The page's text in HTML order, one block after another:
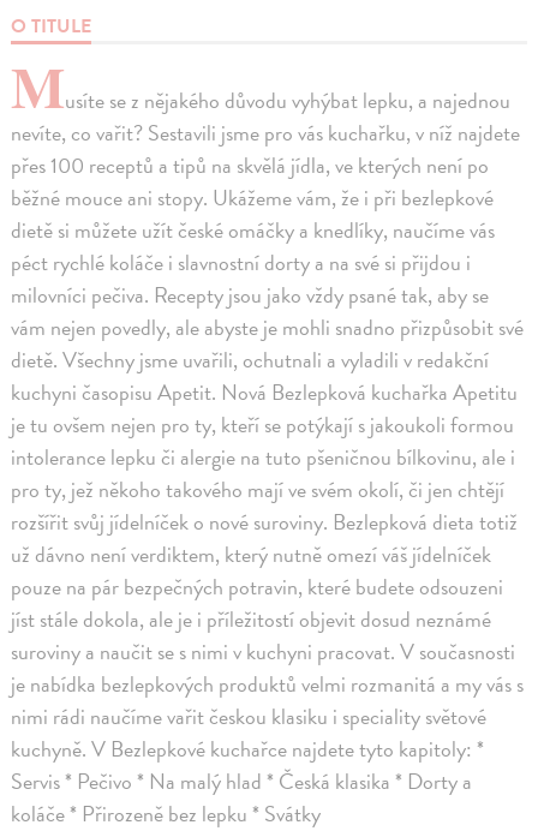
O TITULE
Musíte se z nějakého důvodu vyhýbat lepku, a najednou
nevíte, co vařit? Sestavili jsme pro vás kuchařku, v níž najdete
přes 100 receptů a tipů na skvělá jídla, ve kterých není po
běžné mouce ani stopy. Ukážeme vám, že i při bezlepkové
dietě si můžete užít české omáčky a knedlíky, naučíme vás
péct rychlé koláče i slavnostní dorty a na své si přijdou i
milovníci pečiva. Recepty jsou jako vždy psané tak, aby se
vám nejen povedly, ale abyste je mohli snadno přizpůsobit své
dietě. Všechny jsme uvařili, ochutnali a vyladili v redakční
kuchyni časopisu Apetit. Nová Bezlepková kuchařka Apetitu
je tu ovšem nejen pro ty, kteří se potýkají s jakoukoli formou
intolerance lepku či alergie na tuto pšeničnou bílkovinu, ale i
pro ty, jež někoho takového mají ve svém okolí, či jen chtějí
rozšířit svůj jídelníček o nové suroviny. Bezlepková dieta totiž
už dávno není verdiktem, který nutně omezí váš jídelníček
pouze na pár bezpečných potravin, které budete odsouzeni
jíst stále dokola, ale je i příležitostí objevit dosud neznámé
suroviny a naučit se s nimi v kuchyni pracovat. V současnosti
je nabídka bezlepkových produktů velmi rozmanitá a my vás s
nimi rádi naučíme vařit českou klasiku i speciality světové
kuchyně. V Bezlepkové kuchařce najdete tyto kapitoly: *
Servis * Pečivo * Na malý hlad * Česká klasika * Dorty a
koláče * Přirozeně bez lepku * Svátky